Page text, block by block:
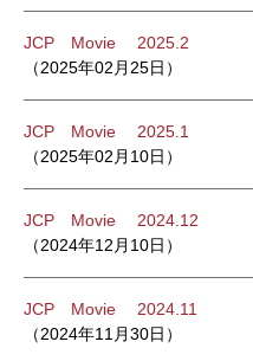
JCP Movie 2025.2
（2025年02月25日）
JCP Movie 2025.1
（2025年02月10日）
JCP Movie 2024.12
（2024年12月10日）
JCP Movie 2024.11
（2024年11月30日）